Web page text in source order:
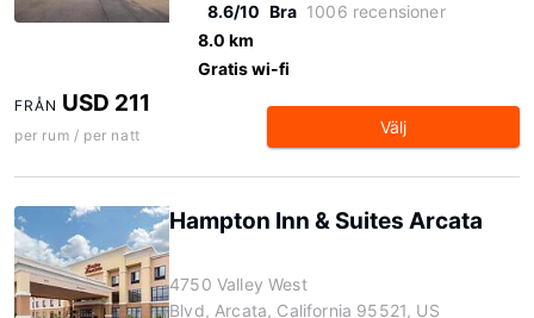
8.6/10 Bra 1006 recensioner
8.0 km
Gratis wi-fi
FRÅN USD 211
per rum / per natt Välj
Hampton Inn & Suites Arcata
4750 Valley West
Blvd, Arcata, California 95521, US